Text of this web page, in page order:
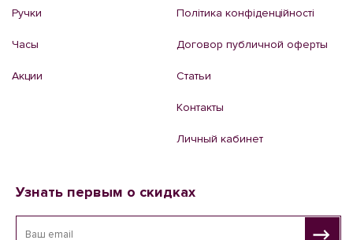
Ручки
Часы
Акции
Політика конфіденційності
Договор публичной оферты
Статьи
Контакты
Личный кабинет
Узнать первым о скидках